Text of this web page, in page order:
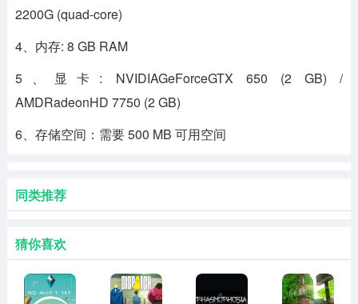
2200G (quad-core)
4、内存: 8 GB RAM
5、显卡: NVIDIAGeForceGTX 650 (2 GB) /
AMDRadeonHD 7750 (2 GB)
6、存储空间：需要 500 MB 可用空间
同类推荐
猜你喜欢